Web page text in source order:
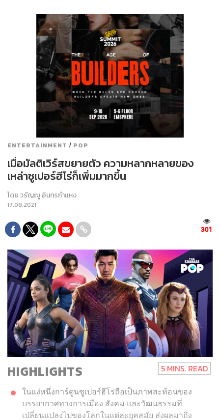
ENTERTAINMENT / POP
เมื่อมัลติเวิร์สขยายตัว ความหลากหลายของ
เหล่าซูเปอร์ฮีโร่ก็เพิ่มมากขึ้น
โดยวรัญญู อินทรกำแหง
17.08.2021
301
HIGHLIGHTS 5 MINS. READ
ในแง่หนึ่งการ์ตูนซูเปอร์ฮีโร่ถือเป็นภาพสะท้อนของ
บรรยากาศทางการเมือง สังคม และวัฒนธรรมที่
เปลี่ยนแปลงไปของโลกในแต่ละยุคสมัย ส่งผลมาถึง